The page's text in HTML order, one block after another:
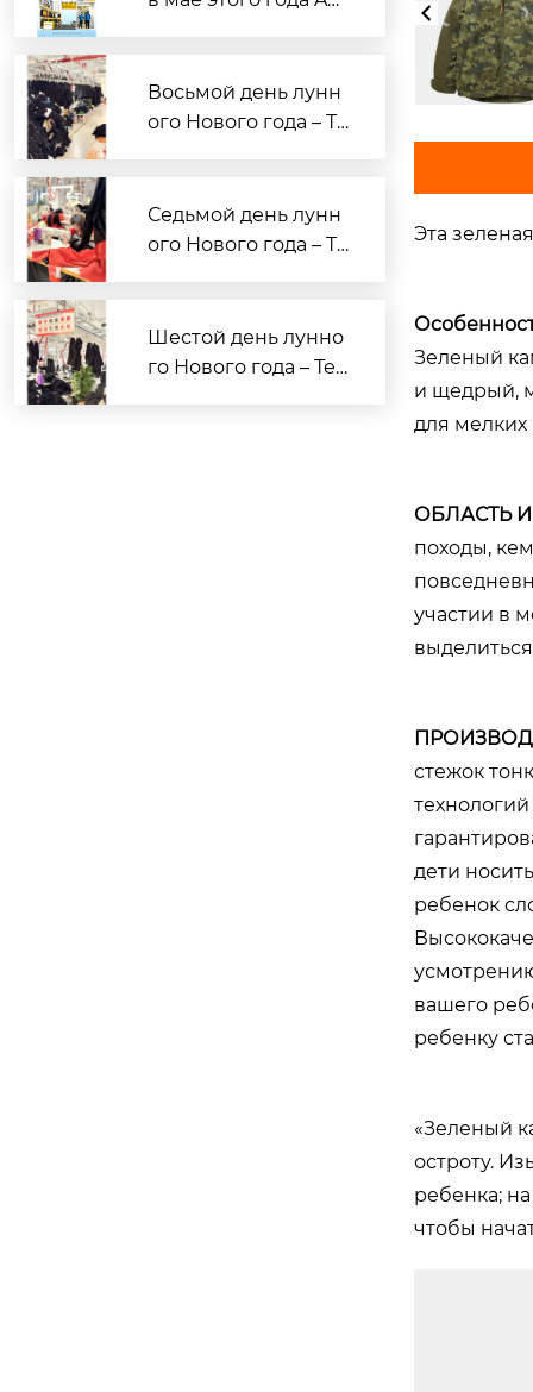
тивной и повседне
вной одежды.
ежда для активного
отдыха по индивиду
Восьмой день лунн
ого Нового года – Те
син ГарMENTS
Седьмой день лунн
ого Нового года – Те
син ГарMENTS
Шестой день лунно
го Нового года – Тек
Эта
Зеленый
и щедрый,
для
ОБЛАСТЬ
походы,
участии в
стежок
дети
ребенок
вашего
ребенку
«Зеленый
остроту.
ребенка;
чтобы